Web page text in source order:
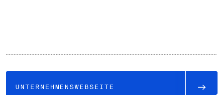
UNTERNEHMENSWEBSEITE